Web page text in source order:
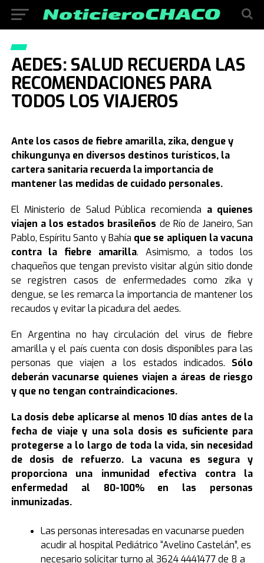
AEDES: SALUD RECUERDA LAS
RECOMENDACIONES PARA
TODOS LOS VIAJEROS
Ante los casos de fiebre amarilla, zika, dengue y
chikungunya en diversos destinos turísticos, la
cartera sanitaria recuerda la importancia de
mantener las medidas de cuidado personales.
El Ministerio de Salud Pública recomienda a quienes
viajen a los estados brasileños de Río de Janeiro, San
Pablo, Espíritu Santo y Bahía que se apliquen la vacuna
contra la fiebre amarilla. Asimismo, a todos los
chaqueños que tengan previsto visitar algún sitio donde
se registren casos de enfermedades como zika y
dengue, se les remarca la importancia de mantener los
recaudos y evitar la picadura del aedes.
En Argentina no hay circulación del virus de fiebre
amarilla y el país cuenta con dosis disponibles para las
personas que viajen a los estados indicados. Sólo
deberán vacunarse quienes viajen a áreas de riesgo
y que no tengan contraindicaciones.
La dosis debe aplicarse al menos 10 días antes de la
fecha de viaje y una sola dosis es suficiente para
protegerse a lo largo de toda la vida, sin necesidad
de dosis de refuerzo. La vacuna es segura y
proporciona una inmunidad efectiva contra la
enfermedad al 80-100% en las personas
inmunizadas.
Las personas interesadas en vacunarse pueden
acudir al hospital Pediátrico “Avelino Castelán”, es
necesario solicitar turno al 3624 4441477 de 8 a